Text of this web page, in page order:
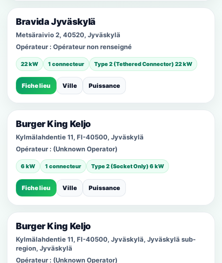
Bravida Jyväskylä
Metsäraivio 2, 40520, Jyväskylä
Opérateur : Opérateur non renseigné
22 kW 1 connecteur Type 2 (Tethered Connector) 22 kW
Fiche lieu Ville Puissance
Burger King Keljo
Kylmälahdentie 11, FI-40500, Jyväskylä
Opérateur : (Unknown Operator)
6 kW 1 connecteur Type 2 (Socket Only) 6 kW
Fiche lieu Ville Puissance
Burger King Keljo
Kylmälahdentie 11, FI-40500, Jyväskylä, Jyväskylä sub-
region, Jyväskylä
Opérateur : (Unknown Operator)